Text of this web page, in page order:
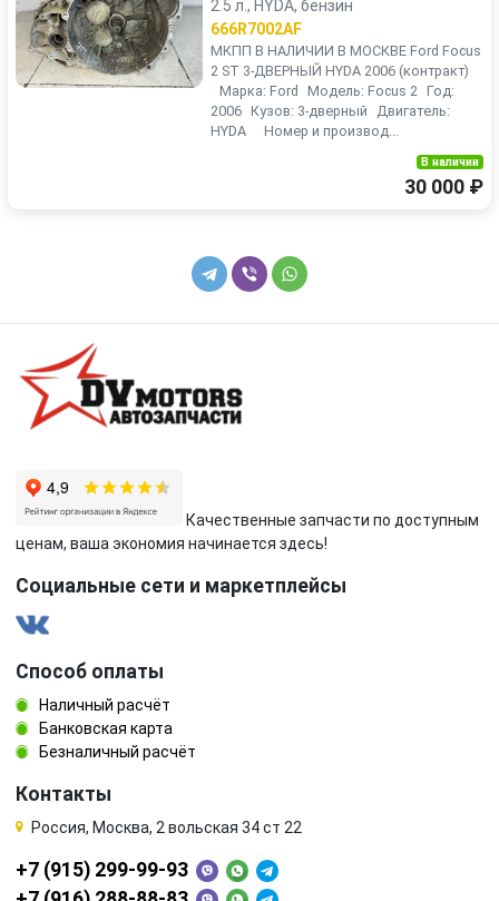
2.5 л., HYDA, бензин
666R7002AF
МКПП В НАЛИЧИИ В МОСКВЕ Ford Focus
2 ST 3-ДВЕРНЫЙ HYDA 2006 (контракт)
Марка: Ford Модель: Focus 2 Год:
2006 Кузов: 3-дверный Двигатель:
HYDA Номер и производ...
В наличии
30 000 ₽
Качественные запчасти по доступным
ценам, ваша экономия начинается здесь!
Социальные сети и маркетплейсы
Способ оплаты
Наличный расчёт
Банковская карта
Безналичный расчёт
Контакты
Россия, Москва, 2 вольская 34 ст 22
+7 (915) 299-99-93